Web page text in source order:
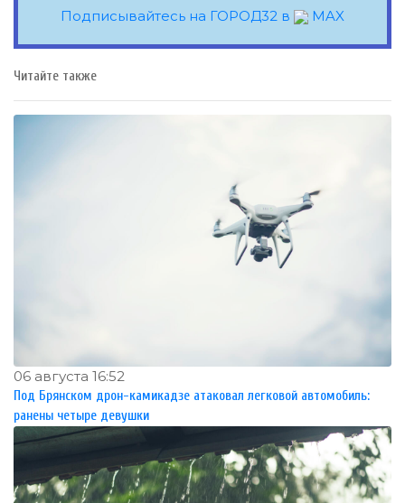
Подписывайтесь на ГОРОД32 в MAX
Читайте также
06 августа 16:52
Под Брянском дрон-камикадзе атаковал легковой автомобиль:
ранены четыре девушки